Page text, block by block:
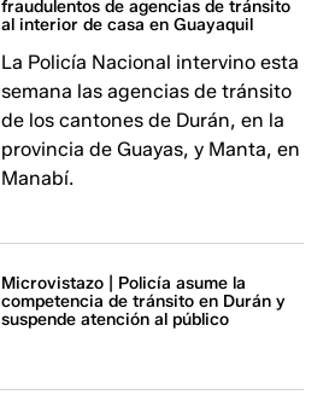
fraudulentos de agencias de tránsito
al interior de casa en Guayaquil
La Policía Nacional intervino esta
semana las agencias de tránsito
de los cantones de Durán, en la
provincia de Guayas, y Manta, en
Manabí.
Microvistazo | Policía asume la
competencia de tránsito en Durán y
suspende atención al público